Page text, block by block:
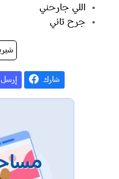
اللي جارحني
جرح تاني
شارك إرسل